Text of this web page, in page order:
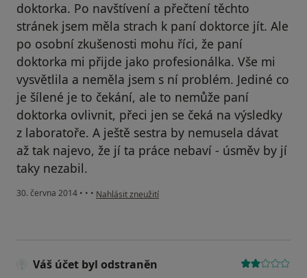
doktorka. Po navštívení a přečtení těchto
stránek jsem měla strach k paní doktorce jít. Ale
po osobní zkušenosti mohu říci, že paní
doktorka mi přijde jako profesionálka. Vše mi
vysvětlila a neměla jsem s ní problém. Jediné co
je šílené je to čekání, ale to nemůže paní
doktorka ovlivnit, přeci jen se čeká na výsledky
z laboratoře. A ještě sestra by nemusela dávat
až tak najevo, že jí ta práce nebaví - úsměv by jí
taky nezabil.
30. června 2014 • • • podle názoru uživatele Váš účet byl odstraněn
Nahlásit zneužití
Váš účet byl odstraněn